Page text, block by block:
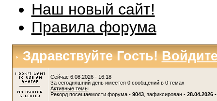
Наш новый сайт!
Правила форума
Здравствуйте Гость!
Сейчас 6.08.2026 - 16:18
За сегодняшний день имеется 0 сообщений в 0 темах
Активные темы
Рекорд посещаемости форума - 9043, зафиксирован - 28.04.2026